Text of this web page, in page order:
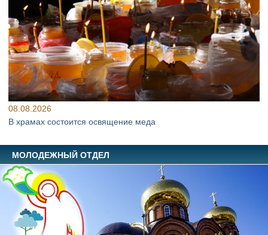
08.08.2026
В храмах состоится освящение меда
МОЛОДЕЖНЫЙ ОТДЕЛ